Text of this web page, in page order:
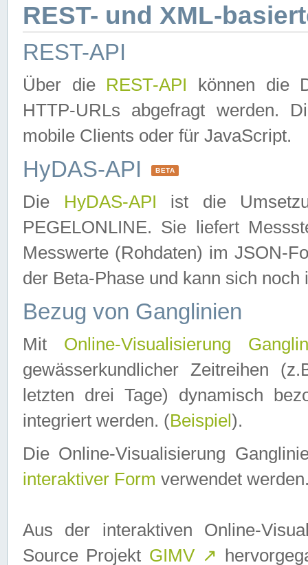
REST- und XML-
REST-API
Über die REST-API können die
HTTP-URLs abgefragt werden.
mobile Clients oder für JavaScript.
HyDAS-API BETA
Die HyDAS-API ist die
PEGELONLINE. Sie liefert
Messwerte (Rohdaten) im JSON-
der Beta-Phase und kann sich noch
Bezug von Ganglinien
Mit Online-Visualisierung
gewässerkundlicher Zeitreihen
letzten drei Tage) dynamisch
integriert werden. (Beispiel ).
Die Online-Visualisierung
interaktiver Form verwendet
Aus der interaktiven Online-
Source Projekt GIMV ↗